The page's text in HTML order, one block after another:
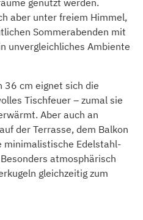
genutzt werden.
aber unter freiem Himmel,
Sommerabenden mit
unvergleichliches Ambiente
36 cm eignet sich die
Tischfeuer – zumal sie
Aber auch an
der Terrasse, dem Balkon
minimalistische Edelstahl-
atmosphärisch
gleichzeitig zum